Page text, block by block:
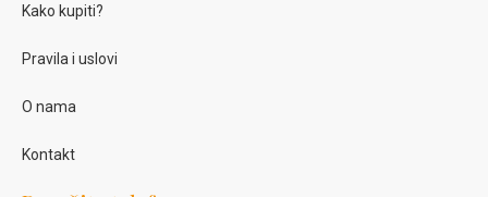
Kako kupiti?
Pravila i uslovi
O nama
Kontakt